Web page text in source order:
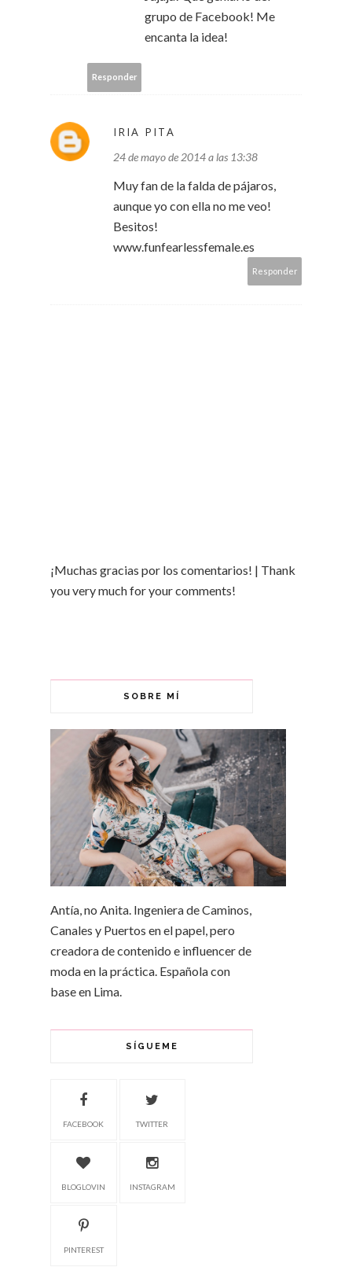
grupo de Facebook! Me
encanta la idea!
Responder
IRIA PITA
24 de mayo de 2014 a las 13:38
Muy fan de la falda de pájaros,
aunque yo con ella no me veo!
Besitos!
www.funfearlessfemale.es
Responder
¡Muchas gracias por los comentarios! | Thank
you very much for your comments!
SOBRE MÍ
Antía, no Anita. Ingeniera de Caminos,
Canales y Puertos en el papel, pero
creadora de contenido e influencer de
moda en la práctica. Española con
base en Lima.
SÍGUEME
FACEBOOK TWITTER
BLOGLOVIN INSTAGRAM
PINTEREST